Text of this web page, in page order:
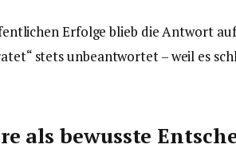
Erfolge blieb die Antwort
stets unbeantwortet – weil es
als bewusste